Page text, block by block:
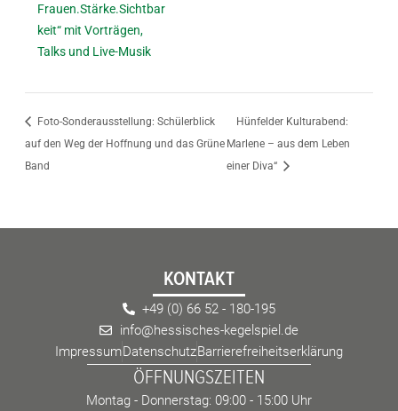
Frauen.Stärke.Sichtbar
keit“ mit Vorträgen,
Talks und Live-Musik
Foto-Sonderausstellung: Schülerblick
auf den Weg der Hoffnung und das Grüne
Band
Hünfelder Kulturabend:
Marlene – aus dem Leben
einer Diva“
KONTAKT
+49 (0) 66 52 - 180-195
info@hessisches-kegelspiel.de
ImpressumDatenschutzBarrierefreiheitserklärung
ÖFFNUNGSZEITEN
Montag - Donnerstag: 09:00 - 15:00 Uhr